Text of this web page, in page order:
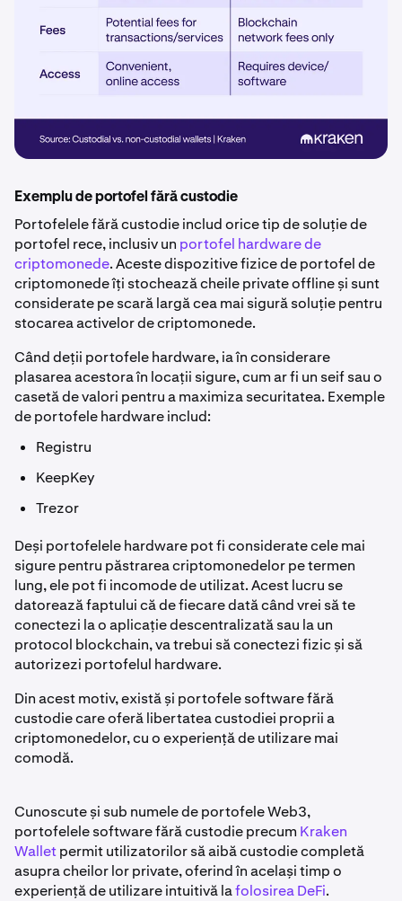
Exemplu de portofel fără custodie
Portofelele fără custodie includ orice tip de soluție de
portofel rece, inclusiv un portofel hardware de
criptomonede. Aceste dispozitive fizice de portofel de
criptomonede îți stochează cheile private offline și sunt
considerate pe scară largă cea mai sigură soluție pentru
stocarea activelor de criptomonede.
Când deții portofele hardware, ia în considerare
plasarea acestora în locații sigure, cum ar fi un seif sau o
casetă de valori pentru a maximiza securitatea. Exemple
de portofele hardware includ:
Registru
KeepKey
Trezor
Deși portofelele hardware pot fi considerate cele mai
sigure pentru păstrarea criptomonedelor pe termen
lung, ele pot fi incomode de utilizat. Acest lucru se
datorează faptului că de fiecare dată când vrei să te
conectezi la o aplicație descentralizată sau la un
protocol blockchain, va trebui să conectezi fizic și să
autorizezi portofelul hardware.
Din acest motiv, există și portofele software fără
custodie care oferă libertatea custodiei proprii a
criptomonedelor, cu o experiență de utilizare mai
comodă.
Cunoscute și sub numele de portofele Web3,
portofelele software fără custodie precum Kraken
Walletpermit utilizatorilor să aibă custodie completă
asupra cheilor lor private, oferind în același timp o
experiență de utilizare intuitivă lafolosirea DeFi.